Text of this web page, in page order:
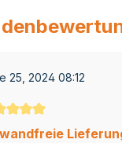
25, 2024 08:12